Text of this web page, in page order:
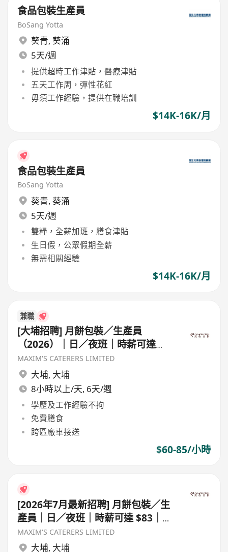
食品包裝生產員
BoSang Yotta
葵青, 葵涌
5天/週
提供超時工作津貼，醫療津貼
五天工作周，彈性花紅
毋須工作經驗，提供在職培訓
$14K-16K/月
食品包裝生產員
BoSang Yotta
葵青, 葵涌
5天/週
雙糧，全薪加班，膳食津貼
生日假，公眾假期全薪
無需相關經驗
$14K-16K/月
兼職
[大埔招聘] 月餅包裝／生產員
（2026）｜日／夜班｜時薪可達
$83｜歡迎暑期工
MAXIM'S CATERERS LIMITED
大埔, 大埔
8小時以上/天, 6天/週
學歷及工作經驗不拘
免費膳食
跨區廠車接送
$60-85/小時
[2026年7月最新招聘] 月餅包裝／生
產員｜日／夜班｜時薪可達 $83｜歡
迎暑期工
MAXIM'S CATERERS LIMITED
大埔, 大埔